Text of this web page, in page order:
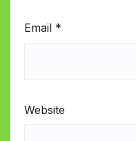
Email *
Website